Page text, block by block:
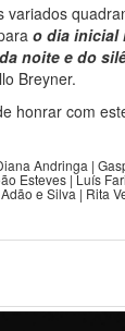
variados
o dia inicial
noite e do
Breyner.
honrar com
Andringa |
Esteves | Luís
e Silva | Rita